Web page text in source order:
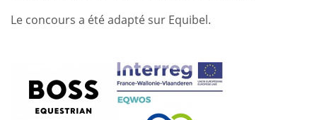
Le concours a été adapté sur Equibel.